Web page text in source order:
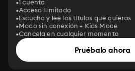
1 cuenta
Acceso Ilimitado
Escucha y lee los títulos que quieras
Modo sin conexión + Kids Mode
Cancela en cualquier momento
Pruébalo ahora